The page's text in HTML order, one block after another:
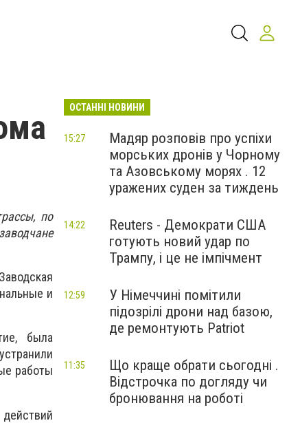
по
и
была
работы
ОСТАННІ НОВИНИ
Мадяр розповів про успіхи
морських дронів у Чорному
та Азовському морях . 12
уражених суден за тиждень
15:27
Reuters - Демократи США
готують новий удар по
Трампу, і це не імпічмент
14:22
У Німеччині помітили
підозрілі дрони над базою,
де ремонтують Patriot
12:59
Що краще обрати сьогодні .
Відстрочка по догляду чи
бронювання на роботі
11:35